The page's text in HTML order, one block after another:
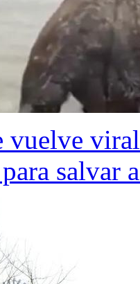
vuelve
salvar